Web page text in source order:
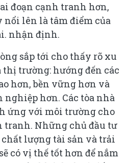
đoạn cạnh tranh hơn,
lên là tâm điểm của
nhận định.
sắp tới cho thấy rõ xu
trường: hướng đến các
hơn, bền vững hơn và
hơn. Các tòa nhà
ứng với môi trường cho
tranh. Những chủ đầu tư
lượng tài sản và trải
có vị thế tốt hơn để nắm